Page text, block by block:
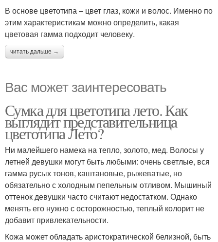
В основе цветотипа – цвет глаз, кожи и волос. Именно по
этим характеристикам можно определить, какая
цветовая гамма подходит человеку.
читать дальше →
Вас может заинтересовать
Сумка для цветотипа лето. Как
выглядит представительница
цветотипа Лето?
Ни малейшего намека на тепло, золото, мед. Волосы у
летней девушки могут быть любыми: очень светлые, вся
гамма русых тонов, каштановые, рыжеватые, но
обязательно с холодным пепельным отливом. Мышиный
оттенок девушки часто считают недостатком. Однако
менять его нужно с осторожностью, теплый колорит не
добавит привлекательности.
Кожа может обладать аристократической белизной, быть